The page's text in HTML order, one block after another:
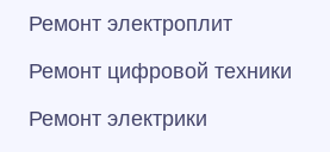
Ремонт электроплит
Ремонт цифровой техники
Ремонт электрики